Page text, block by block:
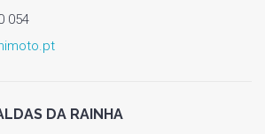
054
DA RAINHA